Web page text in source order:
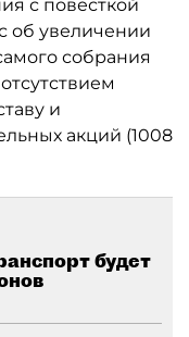
с повесткой
об увеличении
собрания
и
акций (1008
будет